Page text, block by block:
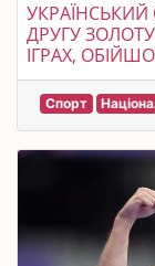
ДРУГУ
ІГРАХ,
Спорт